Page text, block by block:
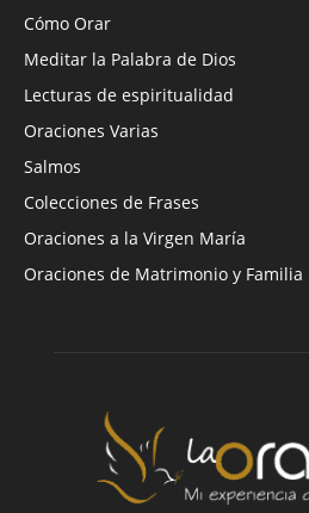
Cómo Orar
Meditar la Palabra de Dios
Lecturas de espiritualidad
Oraciones Varias
Salmos
Colecciones de Frases
Oraciones a la Virgen María
Oraciones de Matrimonio y Familia